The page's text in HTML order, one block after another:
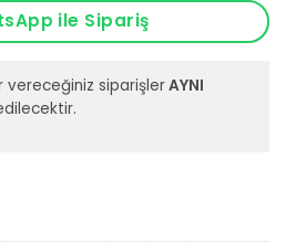
ile Sipariş
vereceğiniz siparişlerAYNI